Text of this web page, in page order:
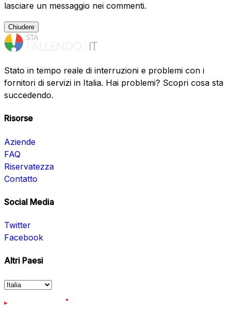
lasciare un messaggio nei commenti.
Chiudere
Stato in tempo reale di interruzioni e problemi con i
fornitori di servizi in Italia. Hai problemi? Scopri cosa sta
succedendo.
Risorse
Aziende
FAQ
Riservatezza
Contatto
Social Media
Twitter
Facebook
Altri Paesi